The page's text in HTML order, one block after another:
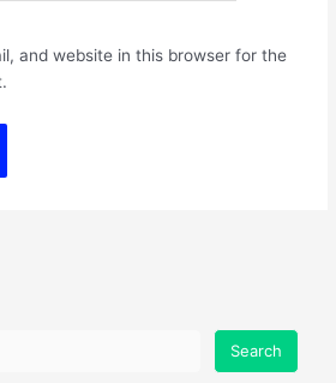
and website in this browser for the
Search